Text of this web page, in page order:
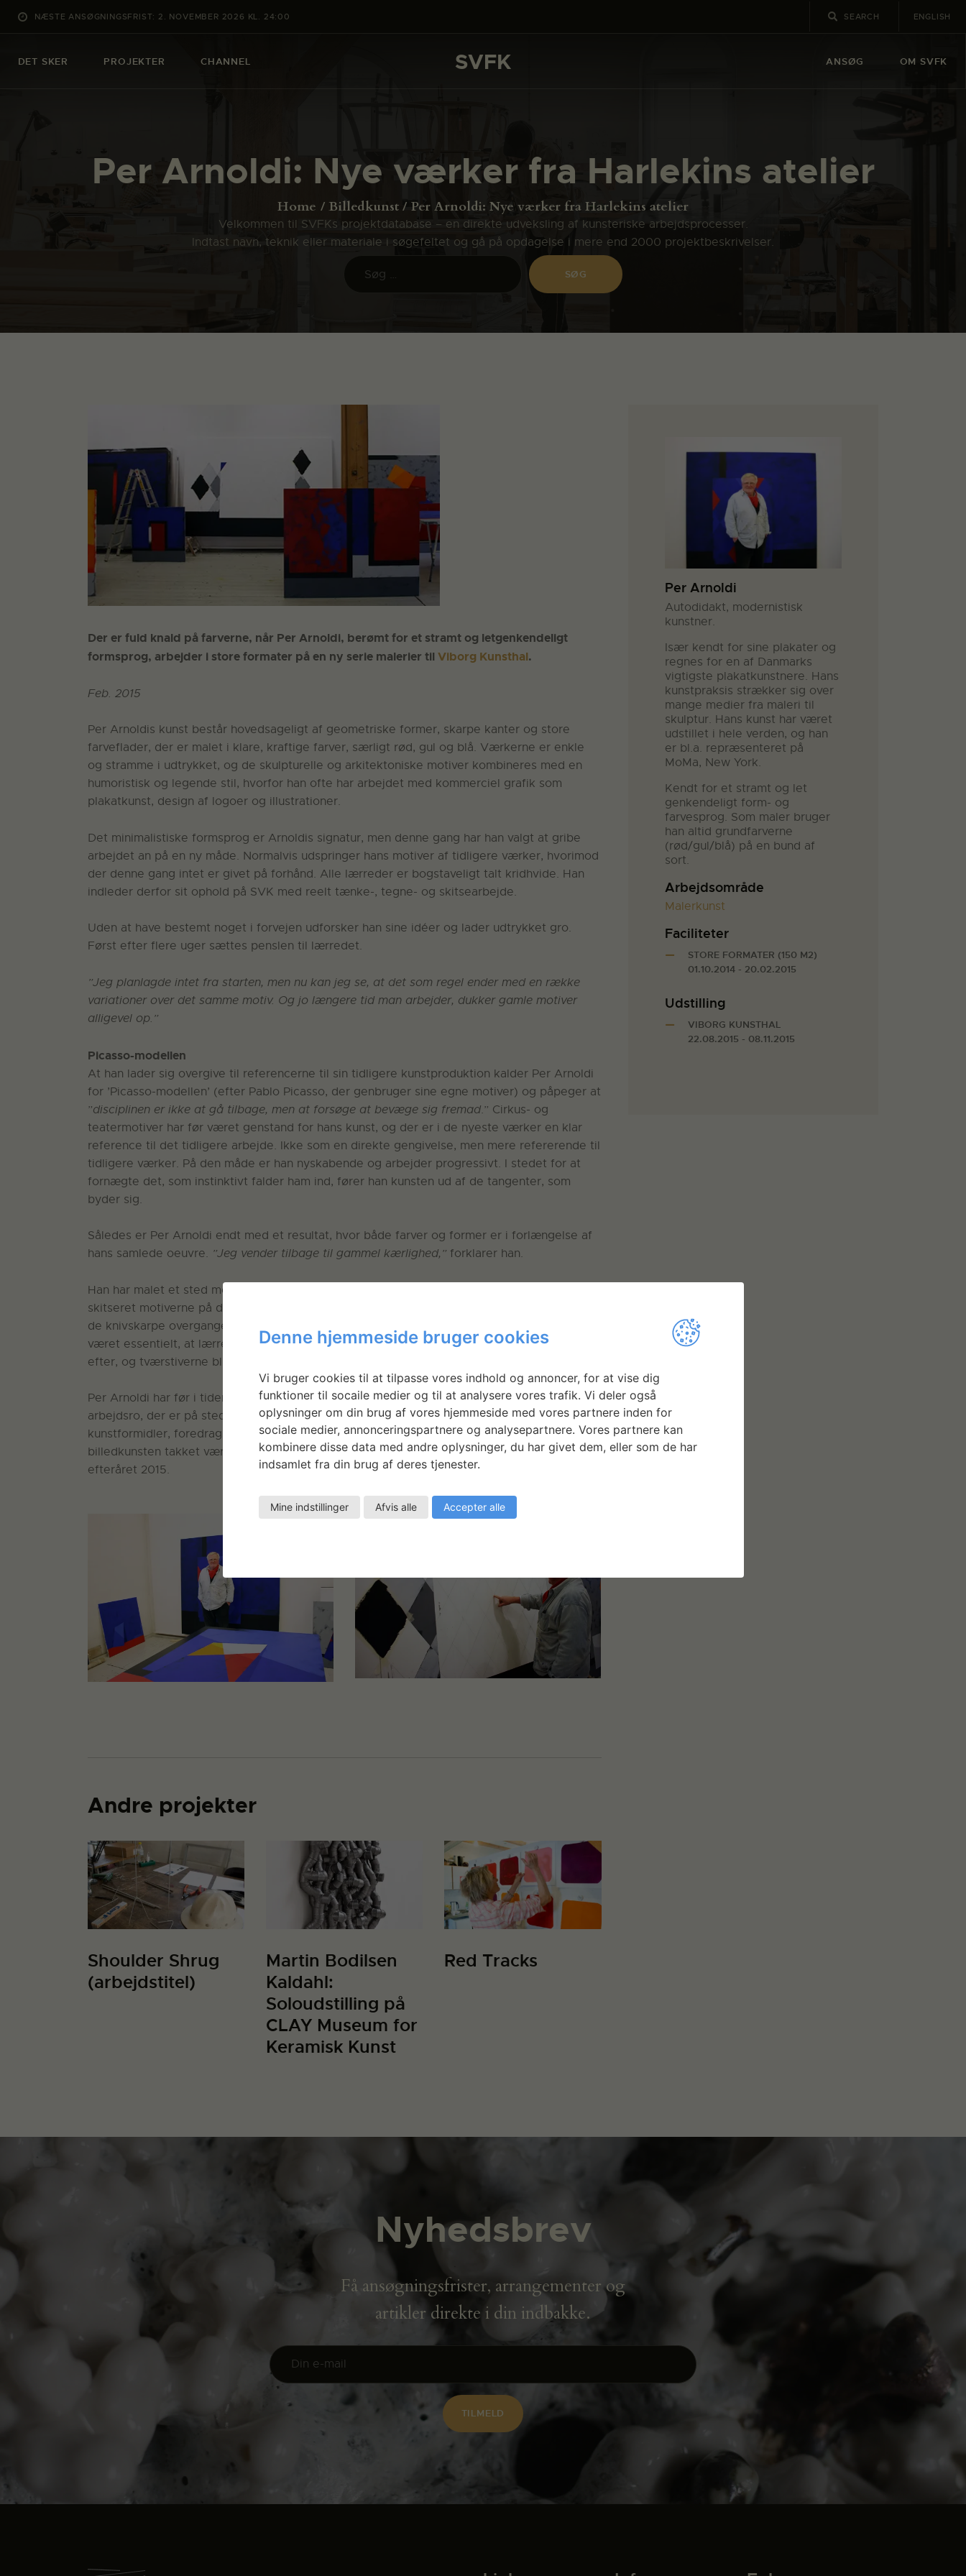
NÆSTE ANSØGNINGSFRIST: 2. NOVEMBER 2026 KL. 24:00 ENGLISH
DET SKER PROJEKTER CHANNEL SVFK ANSØG OM SVFK
Per Arnoldi: Nye værker fra Harlekins atelier
Home Billedkunst Per Arnoldi: Nye værker fra Harlekins atelier
Velkommen til SVFKs projektdatabase – en direkte udveksling af kunsteriske arbejdsprocesser.
Indtast navn, teknik eller materiale i søgefeltet og gå på opdagelse i mere end 2000 projektbeskrivelser.
SVFK
PROJEKTER
CHANNEL
OM SVFK
ENGLISH
Der er fuld knald på farverne, når Per Arnoldi, berømt for et stramt og letgenkendeligt
formsprog, arbejder i store formater på en ny serie malerier til Viborg Kunsthal.
Feb. 2015
Per Arnoldis kunst består hovedsageligt af geometriske former, skarpe kanter og store
farveflader, der er malet i klare, kraftige farver, særligt rød, gul og blå. Værkerne er enkle
og stramme i udtrykket, og de skulpturelle og arkitektoniske motiver kombineres med en
humoristisk og legende stil, hvorfor han ofte har arbejdet med kommerciel grafik som
plakatkunst, design af logoer og illustrationer.
Det minimalistiske formsprog er Arnoldis signatur, men denne gang har han valgt at gribe
arbejdet an på en ny måde. Normalvis udspringer hans motiver af tidligere værker, hvorimod
der denne gang intet er givet på forhånd. Alle lærreder er bogstaveligt talt kridhvide. Han
indleder derfor sit ophold på SVK med reelt tænke-, tegne- og skitsearbejde.
Uden at have bestemt noget i forvejen udforsker han sine idéer og lader udtrykket gro.
Først efter flere uger sættes penslen til lærredet.
”Jeg planlagde intet fra starten, men nu kan jeg se, at det som regel ender med en række
variationer over det samme motiv. Og jo længere tid man arbejder, dukker gamle motiver
alligevel op.”
Picasso-modellen
At han lader sig overgive til referencerne til sin tidligere kunstproduktion kalder Per Arnoldi
for ’Picasso-modellen’ (efter Pablo Picasso, der genbruger sine egne motiver) og påpeger at
”disciplinen er ikke at gå tilbage, men at forsøge at bevæge sig fremad.” Cirkus- og
teatermotiver har før været genstand for hans kunst, og der er i de nyeste værker en klar
reference til det tidligere arbejde. Ikke som en direkte gengivelse, men mere refererende til
tidligere værker. På den måde er han nyskabende og arbejder progressivt. I stedet for at
fornægte det, som instinktivt falder ham ind, fører han kunsten ud af de tangenter, som
byder sig.
Således er Per Arnoldi endt med et resultat, hvor både farver og former er i forlængelse af
hans samlede oeuvre. ”Jeg vender tilbage til gammel kærlighed,” forklarer han.
Han har malet et sted mellem 20-25 værker under sit ophold. Med blyantstreger har han
skitseret motiverne på de hvide lærreder. Ved hjælp af malertape frembringer Per Arnoldi
de knivskarpe overgange mellem hvert farvefelt. På grund af brugen af malertape har det
været essentielt, at lærrederne bliver spændt stramt fast på rammerne. Ellers giver lærredet
efter, og tværstiverne bliver synlige.
Per Arnoldi har før i tiden arbejdet i eget atelier. På SVK har han nydt godt af den plads og
arbejdsro, der er på stedet. Efter i en årrække at have koncentreret sig om arbejdet som
kunstformidler, foredragsholder og journalist kan dette projekt ses som en tilbagevenden til
billedkunsten takket være en invitation fra Viborg Kunsthal. Her skal værkerne udstilles i
efteråret 2015.
Andre projekter
Shoulder Shrug
(arbejdstitel)
Martin Bodilsen
Kaldahl:
Soloudstilling på
CLAY Museum for
Keramisk Kunst
Red Tracks
Per Arnoldi
Autodidakt, modernistisk
kunstner.
Især kendt for sine plakater og
regnes for en af Danmarks
vigtigste plakatkunstnere. Hans
kunstpraksis strækker sig over
mange medier fra maleri til
skulptur. Hans kunst har været
udstillet i hele verden, og han
er bl.a. repræsenteret på
MoMa, New York.
Kendt for et stramt og let
genkendeligt form- og
farvesprog. Som maler bruger
han altid grundfarverne
(rød/gul/blå) på en bund af
sort.
Arbejdsområde
Malerkunst
Faciliteter
STORE FORMATER (150 M2)
01.10.2014 - 20.02.2015
Udstilling
VIBORG KUNSTHAL
22.08.2015 - 08.11.2015
Nyhedsbrev
Få ansøgningsfrister, arrangementer og
artikler direkte i din indbakke.
Denne hjemmeside bruger cookies
Vi bruger cookies til at tilpasse vores indhold og annoncer, for at vise dig
funktioner til socaile medier og til at analysere vores trafik. Vi deler også
oplysninger om din brug af vores hjemmeside med vores partnere inden for
sociale medier, annonceringspartnere og analysepartnere. Vores partnere kan
kombinere disse data med andre oplysninger, du har givet dem, eller som de har
indsamlet fra din brug af deres tjenester.
Mine indstillinger Afvis alle Accepter alle